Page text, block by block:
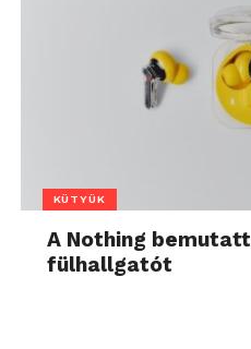
KÜTYÜK
A Nothing
fülhallgatót